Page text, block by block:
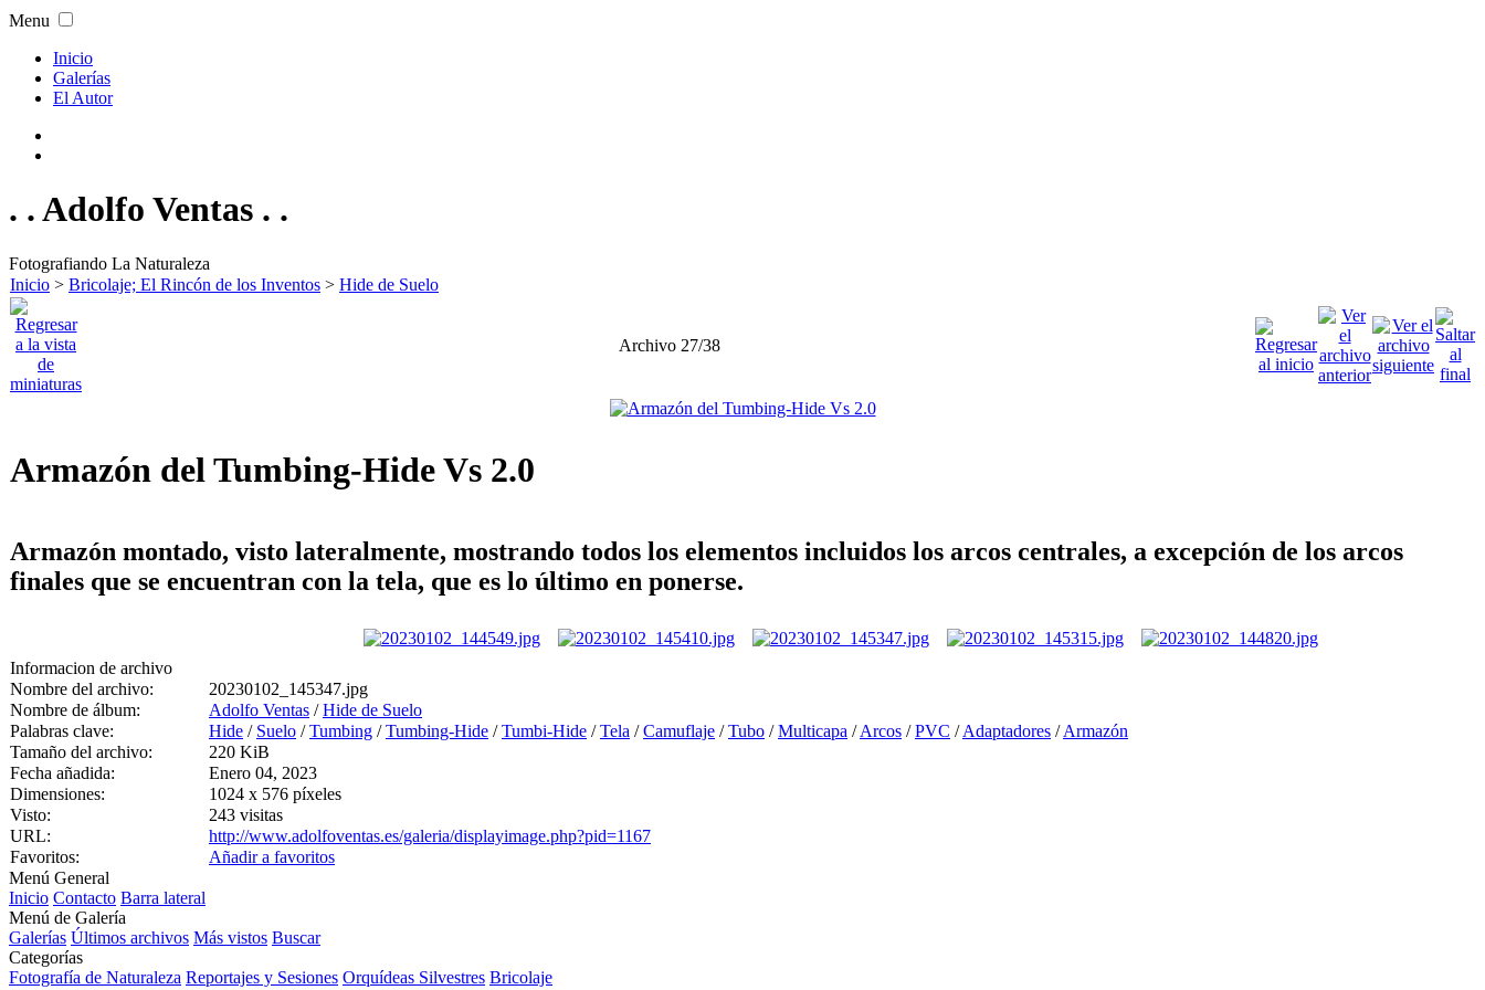
Menu
Inicio
Galerías
El Autor
. . Adolfo Ventas . .
Fotografiando La Naturaleza
Inicio > Bricolaje; El Rincón de los Inventos > Hide de Suelo
Archivo 27/38
Armazón del Tumbing-Hide Vs 2.0
Armazón montado, visto lateralmente, mostrando todos los elementos incluidos los arcos centrales, a excepción de los arcos
finales que se encuentran con la tela, que es lo último en ponerse.
Informacion de archivo
Nombre del archivo:
20230102_145347.jpg
Nombre de álbum:
Adolfo Ventas /Hide de Suelo
Palabras clave:
Hide / Suelo /Tumbing /Tumbing-Hide /Tumbi-Hide /Tela /Camuflaje /Tubo /Multicapa /Arcos /PVC /Adaptadores /Armazón
Tamaño del archivo:
220 KiB
Fecha añadida:
Enero 04, 2023
Dimensiones:
1024 x 576 píxeles
Visto:
243 visitas
URL:
http://www.adolfoventas.es/galeria/displayimage.php?pid=1167
Favoritos:
Añadir a favoritos
Menú General
Inicio Contacto Barra lateral
Menú de Galería
Galerías Últimos archivos Más vistos Buscar
Categorías
Fotografía de Naturaleza Reportajes y Sesiones Orquídeas Silvestres Bricolaje